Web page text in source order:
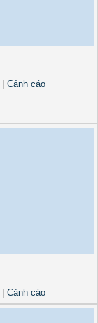
Cảnh cáo
Cảnh cáo